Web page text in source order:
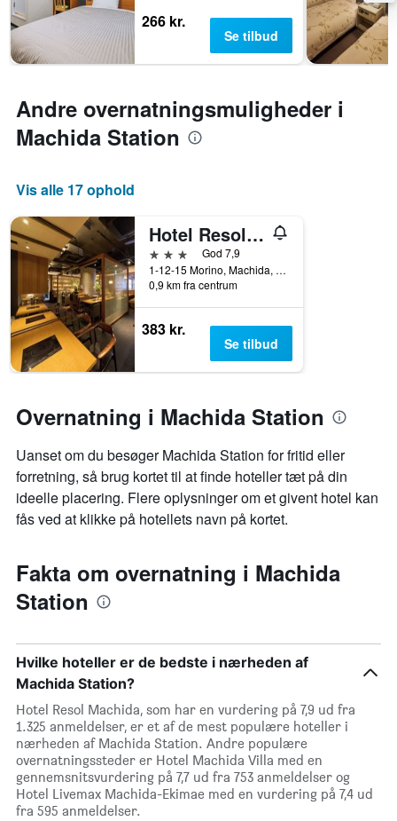
266 kr.
Se tilbud
Andre overnatningsmuligheder i
Machida Station
Vis alle 17 ophold
Hotel Resol Machida
3 stjernerGod 7,9
1-12-15 Morino, Machida, Japan
0,9 km fra centrum
383 kr.
Se tilbud
Overnatning i Machida Station
Uanset om du besøger Machida Station for fritid eller
forretning, så brug kortet til at finde hoteller tæt på din
ideelle placering. Flere oplysninger om et givent hotel kan
fås ved at klikke på hotellets navn på kortet.
Fakta om overnatning i Machida
Station
Hvilke hoteller er de bedste i nærheden af
Machida Station?
Hotel Resol Machida, som har en vurdering på 7,9 ud fra
1.325 anmeldelser, er et af de mest populære hoteller i
nærheden af Machida Station. Andre populære
overnatningssteder er Hotel Machida Villa med en
gennemsnitsvurdering på 7,7 ud fra 753 anmeldelser og
Hotel Livemax Machida-Ekimae med en vurdering på 7,4 ud
fra 595 anmeldelser.